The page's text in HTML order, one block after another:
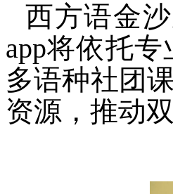
西方语金
app将依托
多语种社团
资源，推动